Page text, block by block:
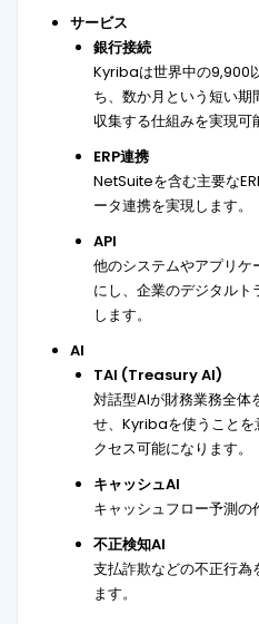
サービス
銀行接続
Kyribaは世界中の9,900
ち、数か月という短い
収集する仕組みを実現可
ERP連携
NetSuiteを含む主要な
ータ連携を実現します。
API
他のシステムやアプリ
にし、企業のデジタル
します。
AI
TAI (Treasury AI)
対話型AIが財務業務全体
せ、Kyribaを使うことを
クセス可能になります。
キャッシュAI
キャッシュフロー予測の
不正検知AI
支払詐欺などの不正行為
ます。